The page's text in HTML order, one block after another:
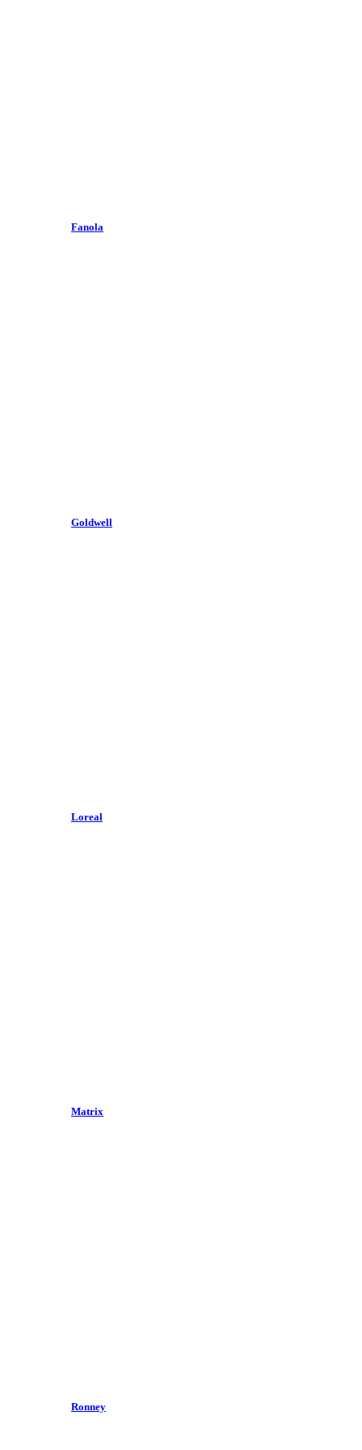
Fanola
Goldwell
Loreal
Matrix
Ronney